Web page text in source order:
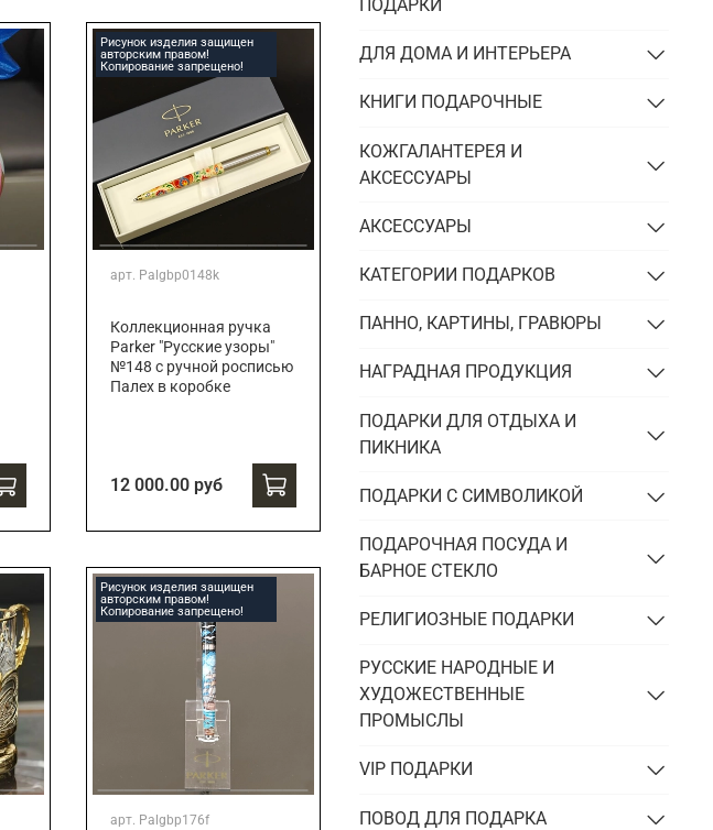
Подарки энергетику
Подарки юристу
Рисунок изделия защищен
авторским правом!
Копирование запрещено!
арт. Palgbp0148k
Коллекционная ручка
Parker "Русские узоры"
№148 с ручной росписью
Палех в коробке
12 000.00 руб
Рисунок изделия защищен
авторским правом!
Копирование запрещено!
арт. Palgbp176f
ПОДАРКИ
ДЛЯ ДОМА И ИНТЕРЬЕРА
КНИГИ ПОДАРОЧНЫЕ
КОЖГАЛАНТЕРЕЯ И
АКСЕССУАРЫ
АКСЕССУАРЫ
КАТЕГОРИИ ПОДАРКОВ
ПАННО, КАРТИНЫ, ГРАВЮРЫ
НАГРАДНАЯ ПРОДУКЦИЯ
ПОДАРКИ ДЛЯ ОТДЫХА И
ПИКНИКА
ПОДАРКИ С СИМВОЛИКОЙ
ПОДАРОЧНАЯ ПОСУДА И
БАРНОЕ СТЕКЛО
РЕЛИГИОЗНЫЕ ПОДАРКИ
РУССКИЕ НАРОДНЫЕ И
ХУДОЖЕСТВЕННЫЕ
ПРОМЫСЛЫ
VIP ПОДАРКИ
ПОВОД ДЛЯ ПОДАРКА